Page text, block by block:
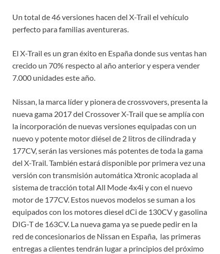
Un total de 46 versiones hacen del X-Trail el vehículo
perfecto para familias aventureras.
El X-Trail es un gran éxito en España donde sus ventas han
crecido un 70% respecto al año anterior y espera vender
7.000 unidades este año.
Nissan, la marca líder y pionera de crossvovers, presenta la
nueva gama 2017 del Crossover X-Trail que se amplía con
la incorporación de nuevas versiones equipadas con un
nuevo y potente motor diésel de 2 litros de cilindrada y
177CV, serán las versiones más potentes de toda la gama
del X-Trail. También estará disponible por primera vez una
versión con transmisión automática Xtronic acoplada al
sistema de tracción total All Mode 4x4i y con el nuevo
motor de 177CV. Estos nuevos modelos se suman a los
equipados con los motores diesel dCi de 130CV y gasolina
DIG-T de 163CV. La nueva gama ya se puede pedir en la
red de concesionarios de Nissan en España, las primeras
entregas a clientes tendrán lugar a principios del próximo